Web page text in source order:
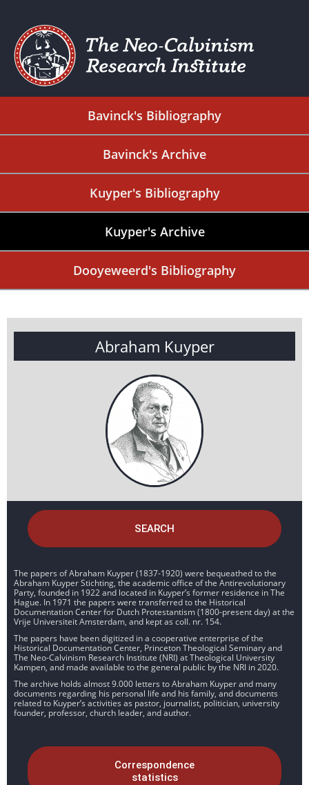
Bavinck's Bibliography
Bavinck's Archive
Kuyper's Bibliography
Kuyper's Archive
Dooyeweerd's Bibliography
Abraham Kuyper
SEARCH
The papers of Abraham Kuyper (1837-1920) were bequeathed to the
Abraham Kuyper Stichting, the academic office of the Antirevolutionary
Party, founded in 1922 and located in Kuyper’s former residence in The
Hague. In 1971 the papers were transferred to the Historical
Documentation Center for Dutch Protestantism (1800-present day) at the
Vrije Universiteit Amsterdam, and kept as coll. nr. 154.
The papers have been digitized in a cooperative enterprise of the
Historical Documentation Center, Princeton Theological Seminary and
The Neo-Calvinism Research Institute (NRI) at Theological University
Kampen, and made available to the general public by the NRI in 2020.
The archive holds almost 9.000 letters to Abraham Kuyper and many
documents regarding his personal life and his family, and documents
related to Kuyper’s activities as pastor, journalist, politician, university
founder, professor, church leader, and author.
Correspondence
statistics